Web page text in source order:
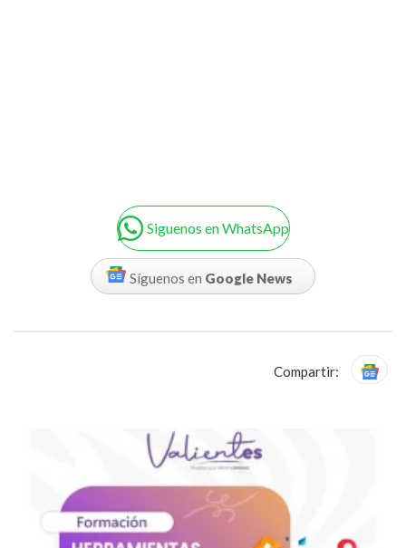
Siguenos en WhatsApp
Síguenos en Google News
Compartir: